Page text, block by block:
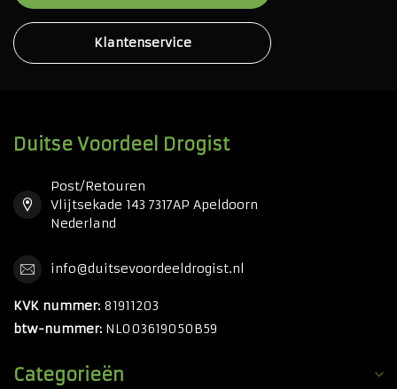
Klantenservice
Duitse Voordeel Drogist
Post/Retouren
Vlijtsekade 143 7317AP Apeldoorn
Nederland
info@duitsevoordeeldrogist.nl
KVK nummer: 81911203
btw-nummer: NL003619050B59
Categorieën